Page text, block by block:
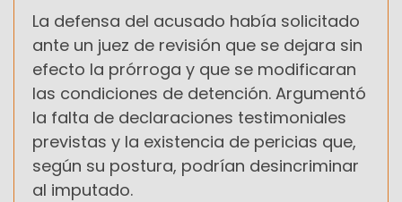
La defensa del acusado había solicitado
ante un juez de revisión que se dejara sin
efecto la prórroga y que se modificaran
las condiciones de detención. Argumentó
la falta de declaraciones testimoniales
previstas y la existencia de pericias que,
según su postura, podrían desincriminar
al imputado.